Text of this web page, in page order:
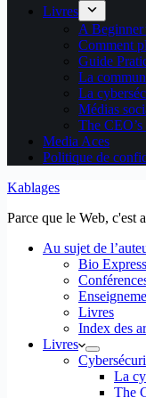
Livres
A
Comment
Guide
La
La
Médias
The
Media Aces
Politique de
Kablages
Parce que le Web, c'est
Au sujet de
Bio Express
Livres
Index des
Livres
La
The